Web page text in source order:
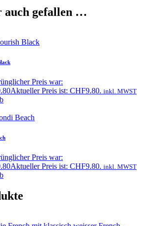
auch gefallen …
Preis war:
Aktueller Preis ist: CHF9.80. inkl. MWST
Preis war:
Aktueller Preis ist: CHF9.80. inkl. MWST